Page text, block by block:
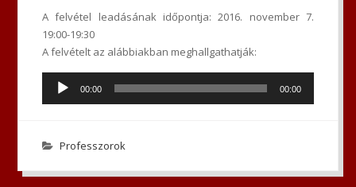
A felvétel leadásának időpontja: 2016. november 7.
19:00-19:30
A felvételt az alábbiakban meghallgathatják:
Audió
lejátszó
00:00 00:00
Professzorok